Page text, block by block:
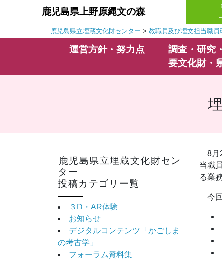
鹿児島県上野原縄文の森
鹿児島県立埋蔵文化財センター > 教職員及び埋文担当職員
運営方針・努力点
調査・研究
要文化財・
鹿児島県立埋蔵文化財セン
ター
投稿カテゴリー覧
３D・AR体験
お知らせ
デジタルコンテンツ「かごしま
の考古学」
フォーラム資料集
8月
当職
る業
今